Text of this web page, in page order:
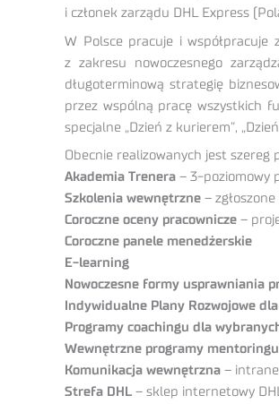
i członek zarządu DHL Express
W Polsce pracuje i współpracuje
z zakresu nowoczesnego
długoterminową strategię
przez wspólną pracę wszystkich
specjalne „Dzień z kurierem”,
Obecnie realizowanych jest szereg
Akademia Trenera – 3-poziomowy
Szkolenia wewnętrzne –
Coroczne oceny pracownicze –
Coroczne panele menedżerskie
E-learning
Nowoczesne formy usprawniania
Indywidualne Plany Rozwojowe
Programy coachingu dla
Wewnętrzne programy
Komunikacja wewnętrzna –
Strefa DHL – sklep internetowy